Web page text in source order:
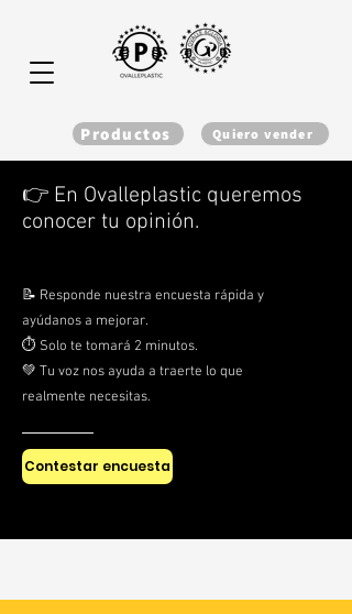
Productos Quiero vender
Iniciar sesión
👉 En Ovalleplastic queremos
conocer tu opinión.
📝 Responde nuestra encuesta rápida y
ayúdanos a mejorar.
⏱️ Solo te tomará 2 minutos.
💚 Tu voz nos ayuda a traerte lo que
realmente necesitas.
Contestar encuesta